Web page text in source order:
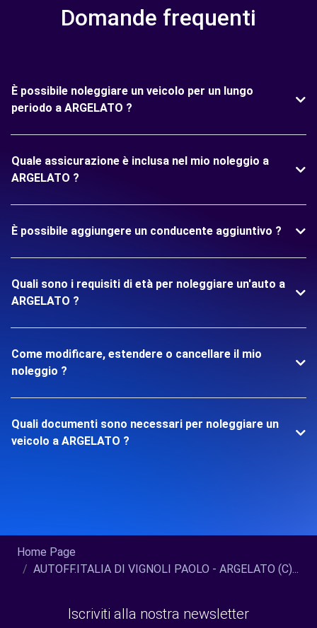
Domande frequenti
È possibile noleggiare un veicolo per un lungo
periodo a ARGELATO ?
Quale assicurazione è inclusa nel mio noleggio a
ARGELATO ?
È possibile aggiungere un conducente aggiuntivo ?
Quali sono i requisiti di età per noleggiare un'auto a
ARGELATO ?
Come modificare, estendere o cancellare il mio
noleggio ?
Quali documenti sono necessari per noleggiare un
veicolo a ARGELATO ?
Home Page
AUTOFF.ITALIA DI VIGNOLI PAOLO - ARGELATO (C)...
Iscriviti alla nostra newsletter